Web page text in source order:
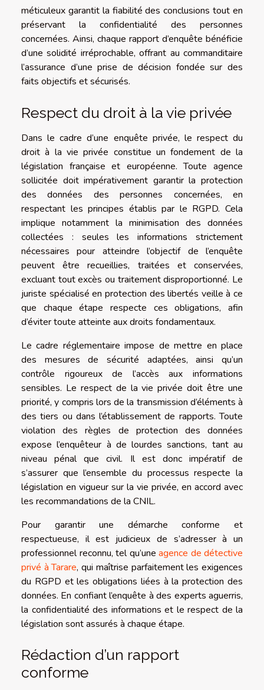
méticuleux garantit la fiabilité des conclusions tout en
préservant la confidentialité des personnes
concernées. Ainsi, chaque rapport d’enquête bénéficie
d’une solidité irréprochable, offrant au commanditaire
l’assurance d’une prise de décision fondée sur des
faits objectifs et sécurisés.
Respect du droit à la vie privée
Dans le cadre d’une enquête privée, le respect du
droit à la vie privée constitue un fondement de la
législation française et européenne. Toute agence
sollicitée doit impérativement garantir la protection
des données des personnes concernées, en
respectant les principes établis par le RGPD. Cela
implique notamment la minimisation des données
collectées : seules les informations strictement
nécessaires pour atteindre l’objectif de l’enquête
peuvent être recueillies, traitées et conservées,
excluant tout excès ou traitement disproportionné. Le
juriste spécialisé en protection des libertés veille à ce
que chaque étape respecte ces obligations, afin
d’éviter toute atteinte aux droits fondamentaux.
Le cadre réglementaire impose de mettre en place
des mesures de sécurité adaptées, ainsi qu’un
contrôle rigoureux de l’accès aux informations
sensibles. Le respect de la vie privée doit être une
priorité, y compris lors de la transmission d’éléments à
des tiers ou dans l’établissement de rapports. Toute
violation des règles de protection des données
expose l’enquêteur à de lourdes sanctions, tant au
niveau pénal que civil. Il est donc impératif de
s’assurer que l’ensemble du processus respecte la
législation en vigueur sur la vie privée, en accord avec
les recommandations de la CNIL.
Pour garantir une démarche conforme et
respectueuse, il est judicieux de s’adresser à un
professionnel reconnu, tel qu’une agence de détective
privé à Tarare, qui maîtrise parfaitement les exigences
du RGPD et les obligations liées à la protection des
données. En confiant l’enquête à des experts aguerris,
la confidentialité des informations et le respect de la
législation sont assurés à chaque étape.
Rédaction d’un rapport
conforme